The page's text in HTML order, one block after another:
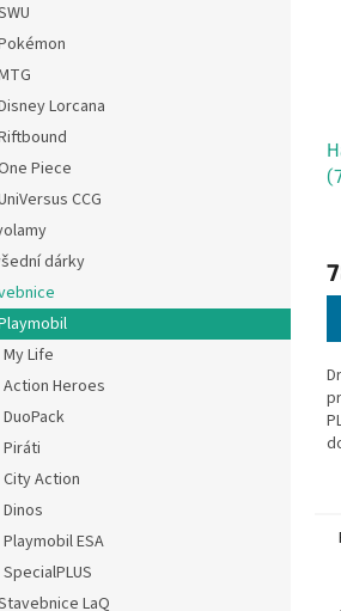
Lorcana
Piece
CCG
dárky
My Life
Action Heroes
DuoPack
Piráti
City Action
Dinos
Playmobil ESA
SpecialPLUS
LaQ